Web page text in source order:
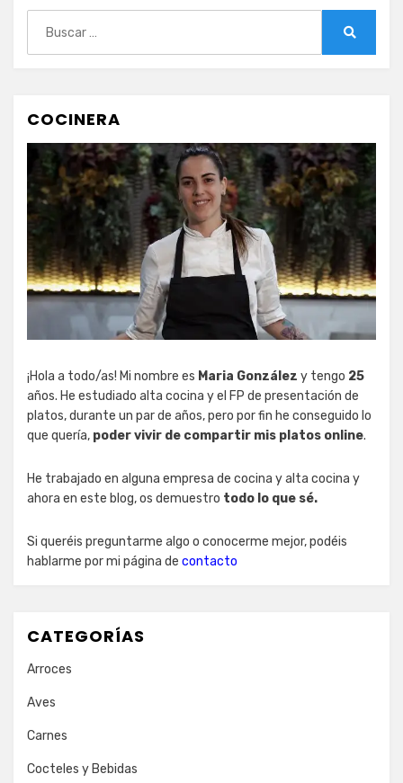
COCINERA
¡Hola a todo/as! Mi nombre es Maria González y tengo 25
años. He estudiado alta cocina y el FP de presentación de
platos, durante un par de años, pero por fin he conseguido lo
que quería, poder vivir de compartir mis platos online.
He trabajado en alguna empresa de cocina y alta cocina y
ahora en este blog, os demuestro todo lo que sé.
Si queréis preguntarme algo o conocerme mejor, podéis
hablarme por mi página de contacto
CATEGORÍAS
Arroces
Aves
Carnes
Cocteles y Bebidas